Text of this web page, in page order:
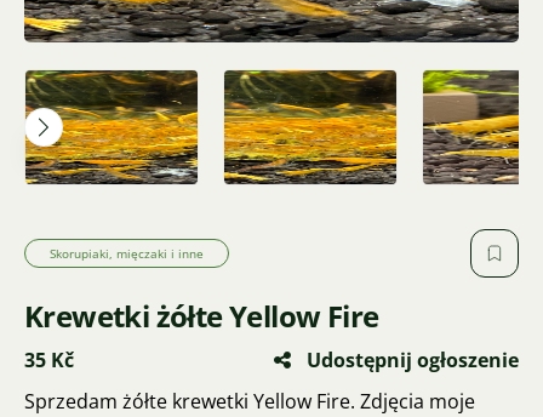
Skorupiaki, mięczaki i inne
Krewetki żółte Yellow Fire
35 Kč
Udostępnij ogłoszenie
Sprzedam żółte krewetki Yellow Fire. Zdjęcia moje